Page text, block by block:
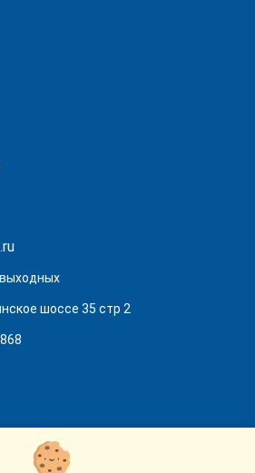
шоссе 35 стр 2
копирование контента запрещено и